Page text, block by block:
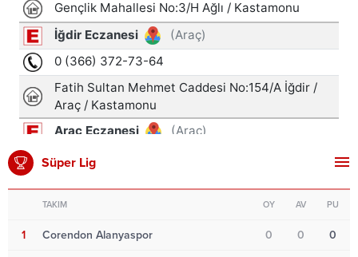
Süper Lig
TAKIM OY AV PU
1 Corendon Alanyaspor 0 0 0